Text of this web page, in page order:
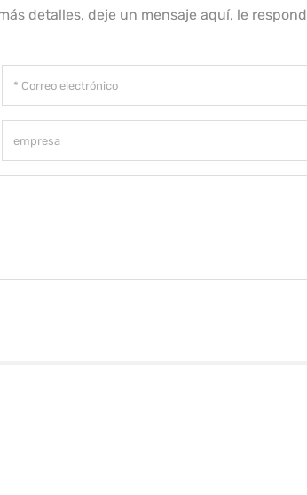
detalles, deje un mensaje aquí, le